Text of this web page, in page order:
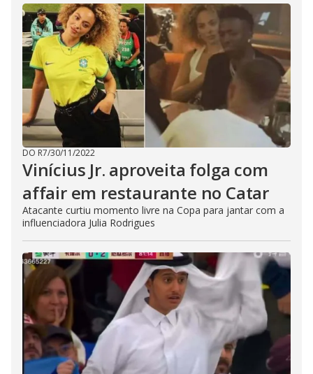
DO R7/30/11/2022
Vinícius Jr. aproveita folga com
affair em restaurante no Catar
Atacante curtiu momento livre na Copa para jantar com a
influenciadora Julia Rodrigues